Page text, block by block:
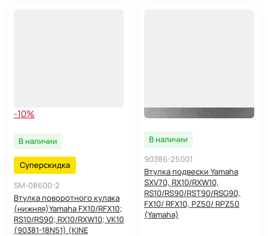
-10%
В наличии
Суперскидка
SM-08600-2
Втулка поворотного кулака
(нижняя)Yamaha FX10/RFX10;
RS10/RS90; RX10/RXW10; VK10
(90381-18N51) (KINE
В наличии
90386-25001
Втулка подвески Yamaha
SXV70, RX10/RXW10,
RS10/RS90/RST90/RSG90,
FX10/ RFX10, PZ50/ RPZ50
(Yamaha)